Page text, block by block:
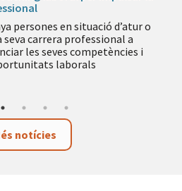
persones en situació d’atur o
carrera professional a
les seves competències i
laborals
notícies